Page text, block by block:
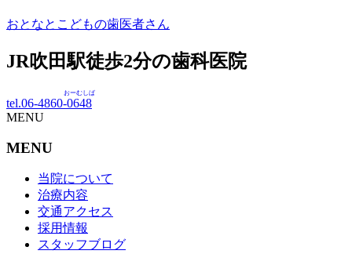
おとなとこどもの歯医者さん
JR吹田駅徒歩2分の歯科医院
tel.06-4860-0648
おーむしば
MENU
MENU
当院について
治療内容
交通アクセス
採用情報
スタッフブログ